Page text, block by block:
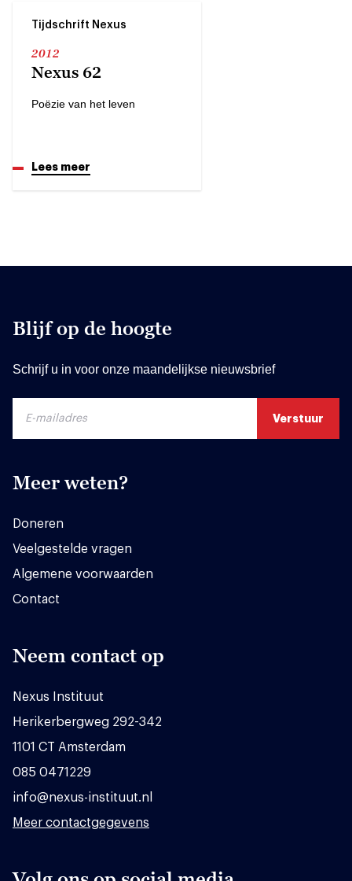
Tijdschrift Nexus
2012
Nexus 62
Poëzie van het leven
Lees meer
Blijf op de hoogte
Schrijf u in voor onze maandelijkse nieuwsbrief
Meer weten?
Doneren
Veelgestelde vragen
Algemene voorwaarden
Contact
Neem contact op
Nexus Instituut
Herikerbergweg 292-342
1101 CT Amsterdam
085 0471229
info@nexus-instituut.nl
Meer contactgegevens